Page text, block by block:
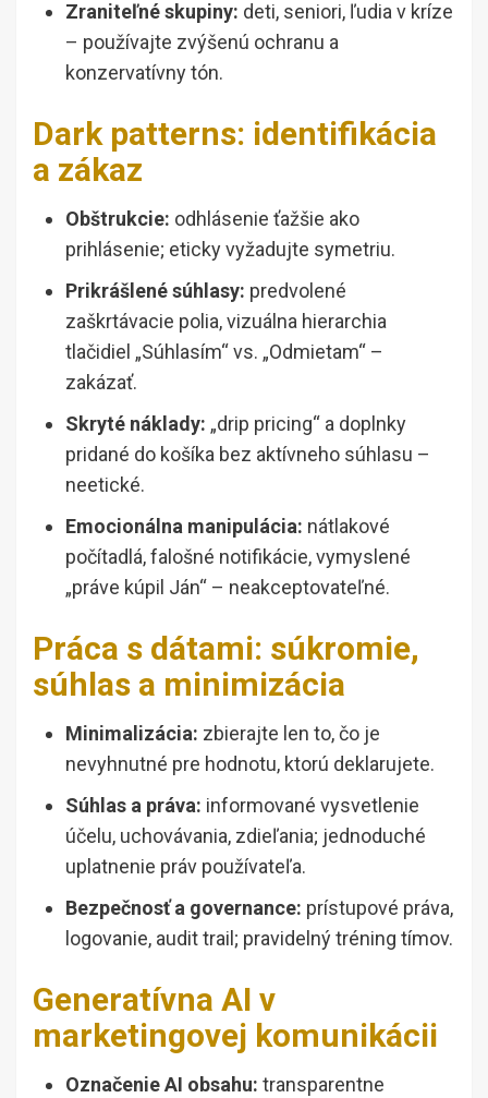
Zraniteľné skupiny: deti, seniori, ľudia v kríze
– používajte zvýšenú ochranu a
konzervatívny tón.
Dark patterns: identifikácia
a zákaz
Obštrukcie: odhlásenie ťažšie ako
prihlásenie; eticky vyžadujte symetriu.
Prikrášlené súhlasy: predvolené
zaškrtávacie polia, vizuálna hierarchia
tlačidiel „Súhlasím“ vs. „Odmietam“ –
zakázať.
Skryté náklady: „drip pricing“ a doplnky
pridané do košíka bez aktívneho súhlasu –
neetické.
Emocionálna manipulácia: nátlakové
počítadlá, falošné notifikácie, vymyslené
„práve kúpil Ján“ – neakceptovateľné.
Práca s dátami: súkromie,
súhlas a minimizácia
Minimalizácia: zbierajte len to, čo je
nevyhnutné pre hodnotu, ktorú deklarujete.
Súhlas a práva: informované vysvetlenie
účelu, uchovávania, zdieľania; jednoduché
uplatnenie práv používateľa.
Bezpečnosť a governance: prístupové práva,
logovanie, audit trail; pravidelný tréning tímov.
Generatívna AI v
marketingovej komunikácii
Označenie AI obsahu: transparentne